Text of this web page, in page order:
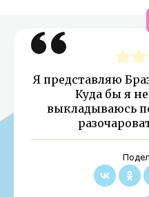
Я представляю
Куда бы я
выкладываюсь